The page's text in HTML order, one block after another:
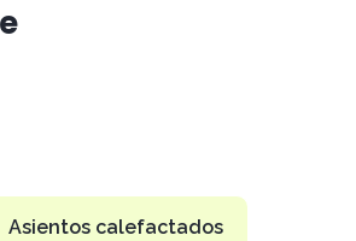
Asientos calefactados